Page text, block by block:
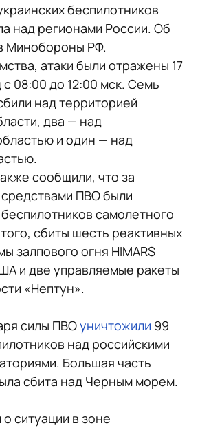
беспилотников
над регионами России. Об
Минобороны РФ.
атаки были отражены 17
08:00 до 12:00 мск. Семь
над территорией
два — над
и один — над
сообщили, что за
ПВО были
самолетного
сбиты шесть реактивных
залпового огня HIMARS
и две управляемые ракеты
«Нептун».
силы ПВОуничтожили 99
над российскими
Большая часть
сбита над Черным морем.
ситуации в зоне